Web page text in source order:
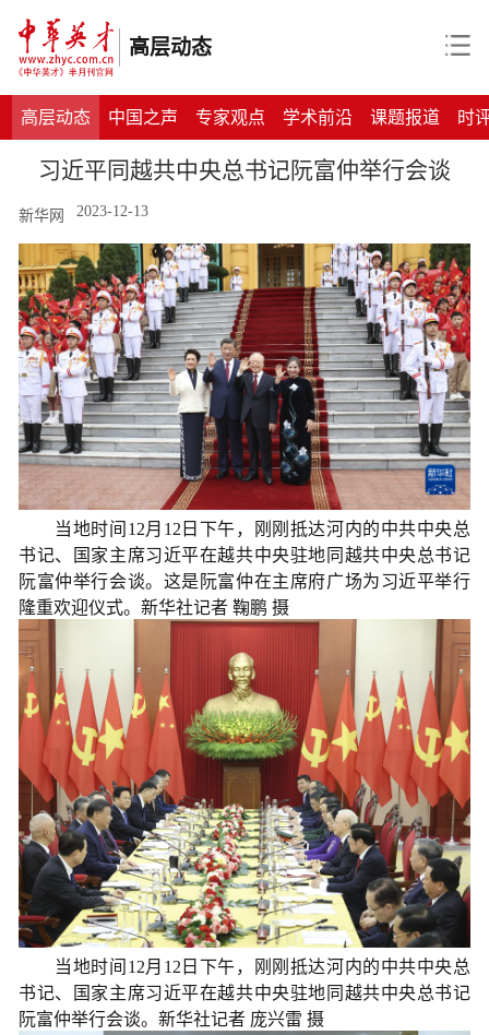
高层动态
高层动态 中国之声 专家观点 学术前沿 课题报道 时
习近平同越共中央总书记阮富仲举行会谈
新华网 2023-12-13
当地时间12月12日下午，刚刚抵达河内的中共中央总
书记、国家主席习近平在越共中央驻地同越共中央总书记
阮富仲举行会谈。这是阮富仲在主席府广场为习近平举行
隆重欢迎仪式。新华社记者 鞠鹏 摄
当地时间12月12日下午，刚刚抵达河内的中共中央总
书记、国家主席习近平在越共中央驻地同越共中央总书记
阮富仲举行会谈。新华社记者 庞兴雷 摄